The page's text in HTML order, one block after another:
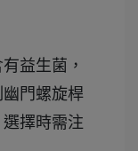
益生菌，
門螺旋桿
擇時需注